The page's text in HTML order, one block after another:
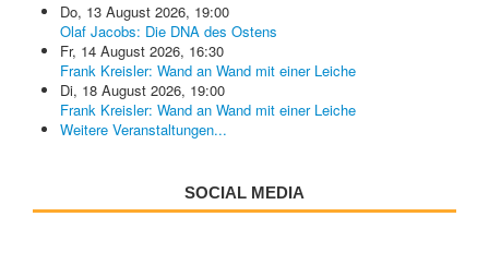
Do, 13 August 2026, 19:00
Olaf Jacobs: Die DNA des Ostens
Fr, 14 August 2026, 16:30
Frank Kreisler: Wand an Wand mit einer Leiche
Di, 18 August 2026, 19:00
Frank Kreisler: Wand an Wand mit einer Leiche
Weitere Veranstaltungen...
SOCIAL MEDIA